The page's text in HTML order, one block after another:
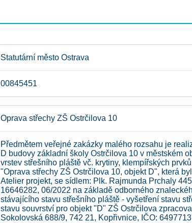
Statutární město Ostrava
00845451
Oprava střechy ZŠ Ostrčilova 10
Předmětem veřejné zakázky malého rozsahu je
D budovy základní školy Ostrčilova 10 v městském
vrstev střešního pláště vč. krytiny, klempířských
"Oprava střechy ZŠ Ostrčilova 10, objekt D", která
Atelier projekt, se sídlem: Plk. Rajmunda Prchaly
16646282, 06/2022 na základě odborného
stávajícího stavu střešního pláště - vyšetření stavu
stavu souvrství pro objekt "D" ZŠ Ostrčilova
Sokolovská 688/9, 742 21, Kopřivnice, IČO: